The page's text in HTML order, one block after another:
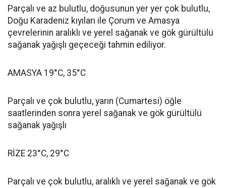
Parçalı ve az bulutlu, doğusunun yer yer çok bulutlu,
Doğu Karadeniz kıyıları ile Çorum ve Amasya
çevrelerinin aralıklı ve yerel sağanak ve gök gürültülü
sağanak yağışlı geçeceği tahmin ediliyor.
AMASYA 19°C, 35°C
Parçalı ve çok bulutlu, yarın (Cumartesi) öğle
saatlerinden sonra yerel sağanak ve gök gürültülü
sağanak yağışlı
RİZE 23°C, 29°C
Parçalı ve çok bulutlu, aralıklı ve yerel sağanak ve gök